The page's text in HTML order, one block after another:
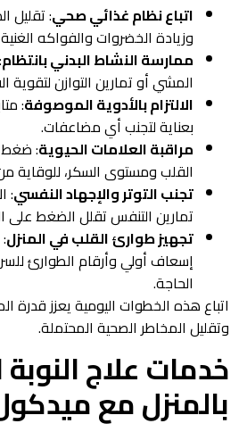
اتباع نظام غذائي صحي: تقليل
وزيادة الخضروات والفواكه
ممارسة النشاط البدني بانتظام
المشي أو تمارين التوازن لتقوية
الالتزام بالأدوية الموصوفة:
بعناية لتجنب أي مضاعفات.
مراقبة العلامات الحيوية: ضغط
القلب ومستوى السكر، للوقاية
تجنب التوتر والإجهاد النفسي:
تمارين التنفس تقلل الضغط على
تجهيز طوارئ القلب في المنزل
إسعاف أولي وأرقام الطوارئ
الحاجة.
اتباع هذه الخطوات اليومية يعزز قدرة
وتقليل المخاطر الصحية المحتملة.
خدمات علاج النوبة
بالمنزل مع